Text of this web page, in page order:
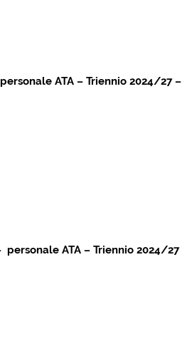
ATA – Triennio 2024/27 –
ATA – Triennio 2024/27